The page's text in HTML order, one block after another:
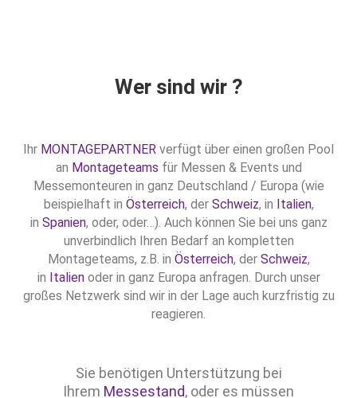
Wer sind wir ?
Ihr MONTAGEPARTNER verfügt über einen großen Pool
an Montageteams für Messen & Events und
Messemonteuren in ganz Deutschland / Europa (wie
beispielhaft in Österreich, der Schweiz, in Italien,
in Spanien, oder, oder…). Auch können Sie bei uns ganz
unverbindlich Ihren Bedarf an kompletten
Montageteams, z.B. in Österreich, der Schweiz,
in Italienoder in ganz Europa anfragen. Durch unser
großes Netzwerk sind wir in der Lage auch kurzfristig zu
reagieren.
Sie benötigen Unterstützung bei
Ihrem Messestand, oder es müssen